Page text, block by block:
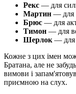
Рекс — для
Мартин — для
Брюс — для
Тимон — для
Шерлок — для
Кожне з цих імен
Братана, але не
вимови і
приємною на слух.